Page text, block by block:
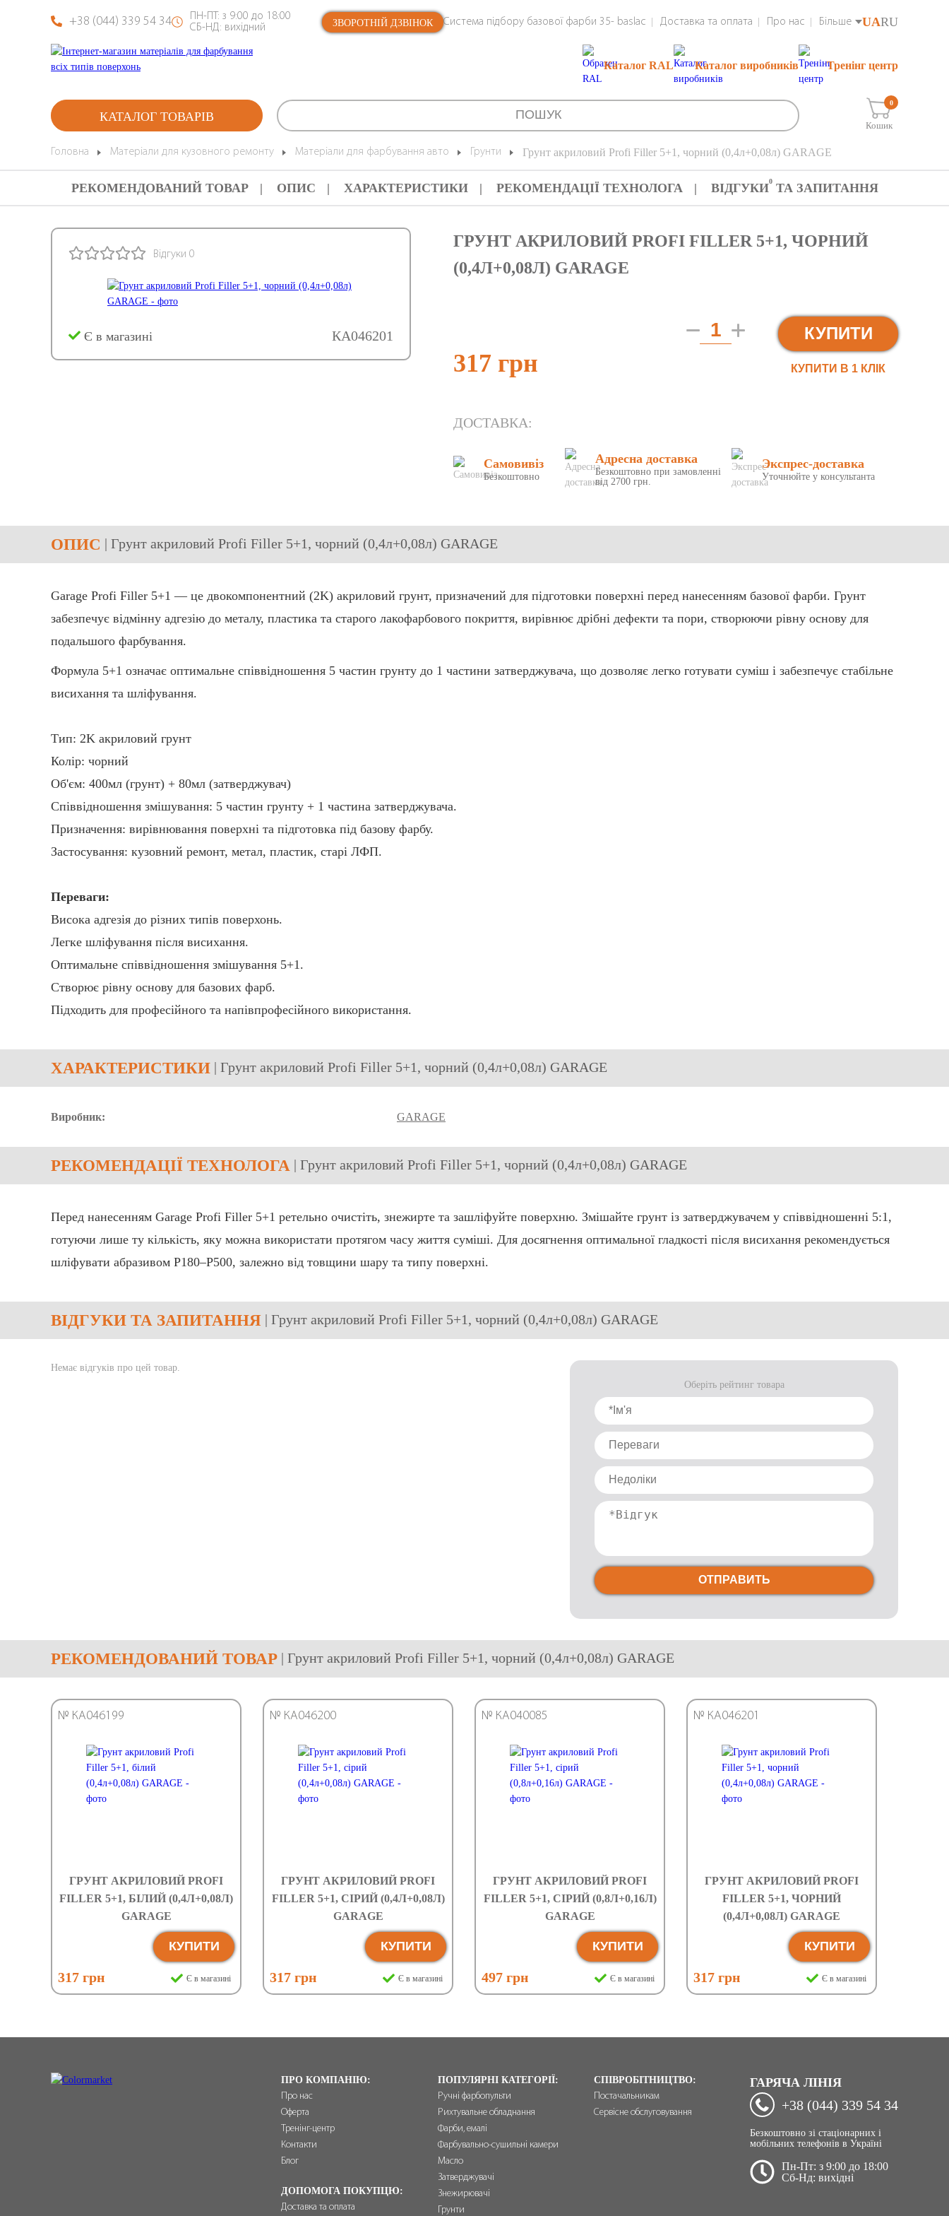
+38 (044) 339 54 34
ПН-ПТ: з 9:00 до 18:00
СБ-НД: вихідний
ЗВОРОТНІЙ ДЗВІНОК Система підбору базової фарби 35- baslac Доставка та оплата Про нас Більше UARU
Каталог RAL Каталог виробників Тренінг центр
КАТАЛОГ ТОВАРІВ
Кошик
0
Головна Матеріали для кузовного ремонту Матеріали для фарбування авто Грунти Грунт акриловий Profi Filler 5+1, чорний (0,4л+0,08л) GARAGE
РЕКОМЕНДОВАНИЙ ТОВАР ОПИС ХАРАКТЕРИСТИКИ РЕКОМЕНДАЦІЇ ТЕХНОЛОГА ВІДГУКИ0 ТА ЗАПИТАННЯ
Відгуки 0
КА046201
Є в магазині
ГРУНТ АКРИЛОВИЙ PROFI FILLER 5+1, ЧОРНИЙ
(0,4Л+0,08Л) GARAGE
317 грн
КУПИТИ
КУПИТИ В 1 КЛIК
ДОСТАВКА:
Самовивіз
Безкоштовно
Адресна доставка
Безкоштовно при замовленні
від 2700 грн.
Экспрес-доставка
Уточнюйте у консультанта
ОПИС | Грунт акриловий Profi Filler 5+1, чорний (0,4л+0,08л) GARAGE
Garage Profi Filler 5+1 — це двокомпонентний (2K) акриловий грунт, призначений для підготовки поверхні перед нанесенням базової фарби. Грунт
забезпечує відмінну адгезію до металу, пластика та старого лакофарбового покриття, вирівнює дрібні дефекти та пори, створюючи рівну основу для
подальшого фарбування.
Формула 5+1 означає оптимальне співвідношення 5 частин грунту до 1 частини затверджувача, що дозволяє легко готувати суміш і забезпечує стабільне
висихання та шліфування.
Тип: 2K акриловий грунт
Колір: чорний
Об'єм: 400мл (грунт) + 80мл (затверджувач)
Співвідношення змішування: 5 частин грунту + 1 частина затверджувача.
Призначення: вирівнювання поверхні та підготовка під базову фарбу.
Застосування: кузовний ремонт, метал, пластик, старі ЛФП.
Переваги:
Висока адгезія до різних типів поверхонь.
Легке шліфування після висихання.
Оптимальне співвідношення змішування 5+1.
Створює рівну основу для базових фарб.
Підходить для професійного та напівпрофесійного використання.
ХАРАКТЕРИСТИКИ | Грунт акриловий Profi Filler 5+1, чорний (0,4л+0,08л) GARAGE
Виробник: GARAGE
РЕКОМЕНДАЦІЇ ТЕХНОЛОГА | Грунт акриловий Profi Filler 5+1, чорний (0,4л+0,08л) GARAGE
Перед нанесенням Garage Profi Filler 5+1 ретельно очистіть, знежирте та зашліфуйте поверхню. Змішайте грунт із затверджувачем у співвідношенні 5:1,
готуючи лише ту кількість, яку можна використати протягом часу життя суміші. Для досягнення оптимальної гладкості після висихання рекомендується
шліфувати абразивом P180–P500, залежно від товщини шару та типу поверхні.
ВІДГУКИ ТА ЗАПИТАННЯ | Грунт акриловий Profi Filler 5+1, чорний (0,4л+0,08л) GARAGE
Немає відгуків про цей товар.
Оберіть рейтинг товара
ОТПРАВИТЬ
РЕКОМЕНДОВАНИЙ ТОВАР | Грунт акриловий Profi Filler 5+1, чорний (0,4л+0,08л) GARAGE
№ КА046199
ГРУНТ АКРИЛОВИЙ PROFI
FILLER 5+1, БІЛИЙ (0,4Л+0,08Л)
GARAGE
317 грн
КУПИТИ
Є в магазині
№ КА046200
ГРУНТ АКРИЛОВИЙ PROFI
FILLER 5+1, СІРИЙ (0,4Л+0,08Л)
GARAGE
317 грн
КУПИТИ
Є в магазині
№ КА040085
ГРУНТ АКРИЛОВИЙ PROFI
FILLER 5+1, СІРИЙ (0,8Л+0,16Л)
GARAGE
497 грн
КУПИТИ
Є в магазині
№ КА046201
ГРУНТ АКРИЛОВИЙ PROFI
FILLER 5+1, ЧОРНИЙ
(0,4Л+0,08Л) GARAGE
317 грн
КУПИТИ
Є в магазині
ПРО КОМПАНІЮ:
Про нас
Оферта
Тренінг-центр
Контакти
Блог
ДОПОМОГА ПОКУПЦЮ:
Доставка та оплата
ПОПУЛЯРНІ КАТЕГОРІЇ:
Ручні фарбопульти
Рихтувальне обладнання
Фарби, емалі
Фарбувально-сушильні камери
Масло
Затверджувачі
Знежирювачі
Грунти
СПІВРОБІТНИЦТВО:
Постачальникам
Сервісне обслуговування
ГАРЯЧА ЛІНІЯ
+38 (044) 339 54 34
Безкоштовно зі стаціонарних і
мобільних телефонів в Україні
Пн-Пт: з 9:00 до 18:00
Сб-Нд: вихідні